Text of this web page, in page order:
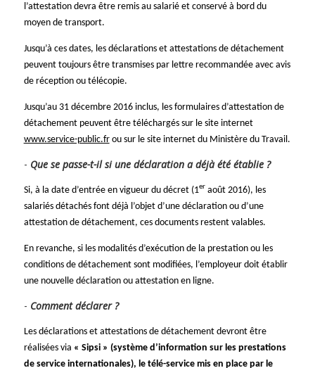
l’attestation devra être remis au salarié et conservé à bord du
moyen de transport.
Jusqu’à ces dates, les déclarations et attestations de détachement
peuvent toujours être transmises par lettre recommandée avec avis
de réception ou télécopie.
Jusqu’au 31 décembre 2016 inclus, les formulaires d’attestation de
détachement peuvent être téléchargés sur le site internet
www.service-public.frou sur le site internet du Ministère du Travail.
Que se passe-t-il si une déclaration a déjà été établie ?
Si, à la date d’entrée en vigueur du décret (1er août 2016), les
salariés détachés font déjà l’objet d’une déclaration ou d’une
attestation de détachement, ces documents restent valables.
En revanche, si les modalités d’exécution de la prestation ou les
conditions de détachement sont modifiées, l’employeur doit établir
une nouvelle déclaration ou attestation en ligne.
Comment déclarer ?
Les déclarations et attestations de détachement devront être
réalisées via « Sipsi » (système d’information sur les prestations
de service internationales), le télé-service mis en place par le